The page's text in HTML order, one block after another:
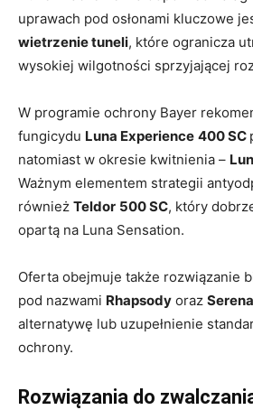
uprawach pod osłonami kluczowe
wietrzenie tuneli, które ogranicza
wysokiej wilgotności sprzyjającej
W programie ochrony Bayer
fungicydu Luna Experience 400 SC
natomiast w okresie kwitnienia –
Ważnym elementem strategii
również Teldor 500 SC, który
opartą na Luna Sensation.
Oferta obejmuje także rozwiązanie
pod nazwami Rhapsody oraz
alternatywę lub uzupełnienie
ochrony.
Rozwiązania do